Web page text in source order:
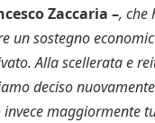
Zaccaria –, che
un sostegno
Alla scellerata e
deciso
maggiormente